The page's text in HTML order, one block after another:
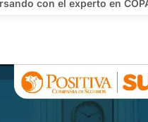
con el experto en